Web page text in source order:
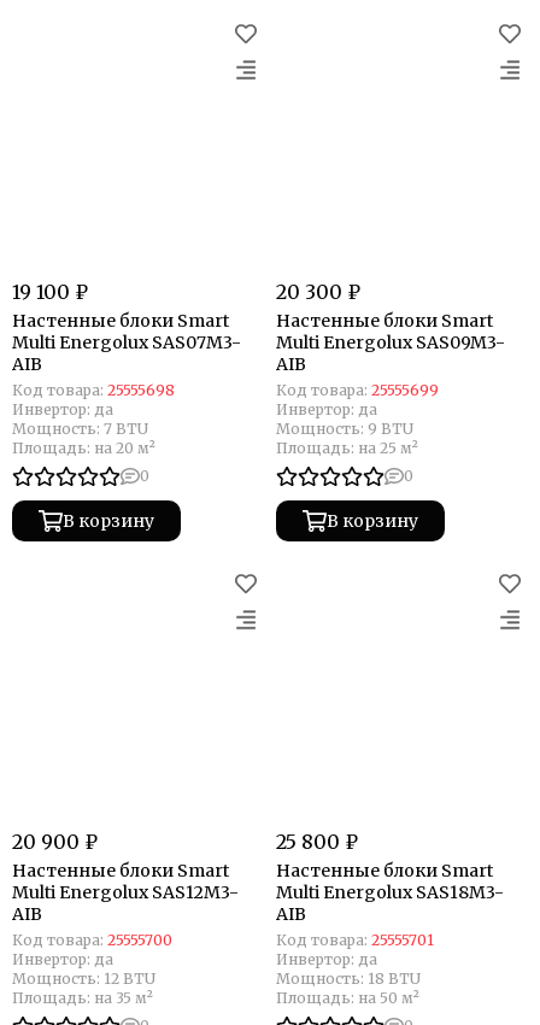
19 100 ₽
Настенные блоки Smart
Multi Energolux SAS07M3-
AIB
Код товара: 25555698
Инвертор: да
Мощность: 7 BTU
Площадь: на 20 м²
0
В корзину
20 300 ₽
Настенные блоки Smart
Multi Energolux SAS09M3-
AIB
Код товара: 25555699
Инвертор: да
Мощность: 9 BTU
Площадь: на 25 м²
0
В корзину
20 900 ₽
Настенные блоки Smart
Multi Energolux SAS12M3-
AIB
Код товара: 25555700
Инвертор: да
Мощность: 12 BTU
Площадь: на 35 м²
25 800 ₽
Настенные блоки Smart
Multi Energolux SAS18M3-
AIB
Код товара: 25555701
Инвертор: да
Мощность: 18 BTU
Площадь: на 50 м²